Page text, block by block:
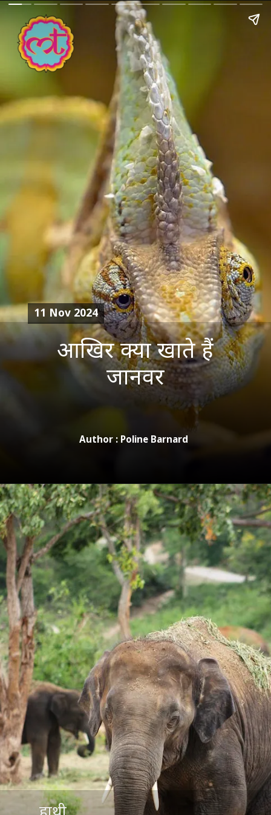
आखिर क्या खाते हैं
जानवर
11 Nov 2024
Author : Poline Barnard